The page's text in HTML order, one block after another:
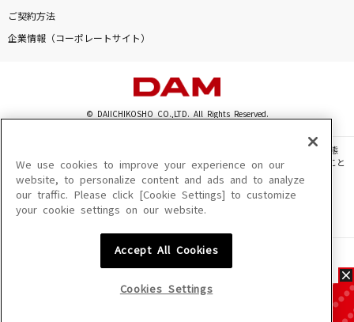
ご契約方法
企業情報（コーポレートサイト）
© DAIICHIKOSHO CO.,LTD. All Rights Reserved.
このサイトに掲載されている一切の文章・画像・写真・動画・音声等を、手段や形態
を問わず、著作権法の定める範囲を超えて無断で複製、転載、ファイル化などすること
を禁じます。
楽曲及びコンテンツは、機種によりご利用いただけない場合があります。
楽曲及びコンテンツの配信日、配信内容が変更になる場合があります。
We use cookies to improve your experience on our
website, to personalize content and ads and to analyze
our traffic. Please click [Cookie Settings] to customize
your cookie settings on our website.
Accept All Cookies
Cookies Settings